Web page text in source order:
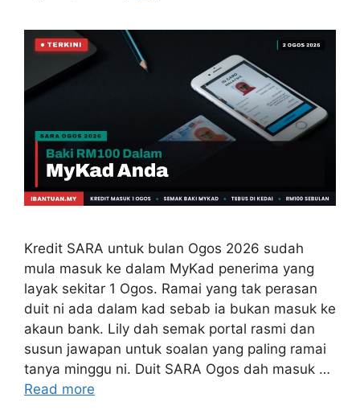
Kredit SARA untuk bulan Ogos 2026 sudah
mula masuk ke dalam MyKad penerima yang
layak sekitar 1 Ogos. Ramai yang tak perasan
duit ni ada dalam kad sebab ia bukan masuk ke
akaun bank. Lily dah semak portal rasmi dan
susun jawapan untuk soalan yang paling ramai
tanya minggu ni. Duit SARA Ogos dah masuk …
Read more